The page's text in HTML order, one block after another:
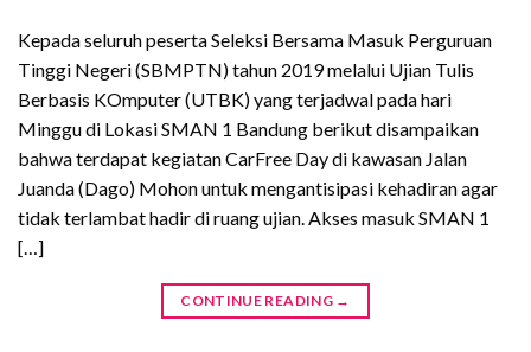
Kepada seluruh peserta Seleksi Bersama Masuk Perguruan
Tinggi Negeri (SBMPTN) tahun 2019 melalui Ujian Tulis
Berbasis KOmputer (UTBK) yang terjadwal pada hari
Minggu di Lokasi SMAN 1 Bandung berikut disampaikan
bahwa terdapat kegiatan CarFree Day di kawasan Jalan
Juanda (Dago) Mohon untuk mengantisipasi kehadiran agar
tidak terlambat hadir di ruang ujian. Akses masuk SMAN 1
[…]
CONTINUE READING →